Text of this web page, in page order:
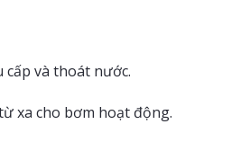
cấp và thoát nước.
xa cho bơm hoạt động.